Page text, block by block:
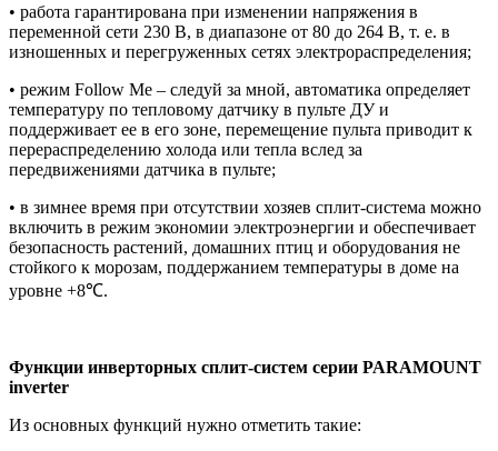
• работа гарантирована при изменении напряжения в
переменной сети 230 В, в диапазоне от 80 до 264 В, т. е. в
изношенных и перегруженных сетях электрораспределения;
• режим Follow Me – следуй за мной, автоматика определяет
температуру по тепловому датчику в пульте ДУ и
поддерживает ее в его зоне, перемещение пульта приводит к
перераспределению холода или тепла вслед за
передвижениями датчика в пульте;
• в зимнее время при отсутствии хозяев сплит-система можно
включить в режим экономии электроэнергии и обеспечивает
безопасность растений, домашних птиц и оборудования не
стойкого к морозам, поддержанием температуры в доме на
уровне +8℃.
Функции инверторных сплит-систем серии PARAMOUNT
inverter
Из основных функций нужно отметить такие: